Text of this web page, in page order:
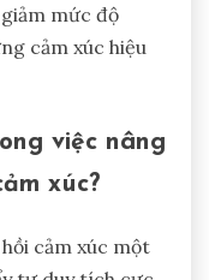
mức độ
cảm xúc hiệu
việc nâng
xúc?
cảm xúc một